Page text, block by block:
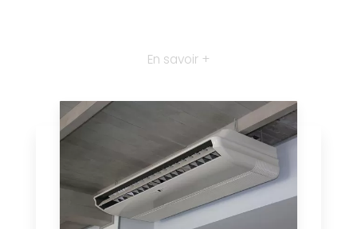
En savoir +